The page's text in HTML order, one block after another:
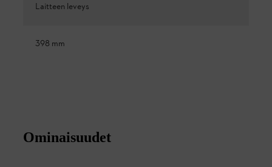
Laitteen leveys
398 mm
Ominaisuudet